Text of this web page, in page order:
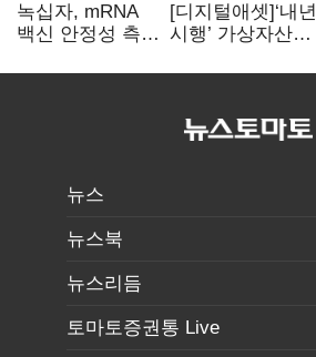
녹십자, mRNA
백신 안정성 측정
[디지털애셋]‘내년
시행’ 가상자산
문턱 넘을까
뉴스
뉴스북
뉴스리듬
토마토증권통 Live